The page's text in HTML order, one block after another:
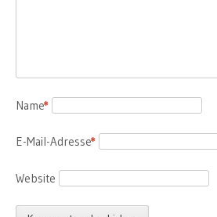
Name
*
E-Mail-Adresse
*
Website